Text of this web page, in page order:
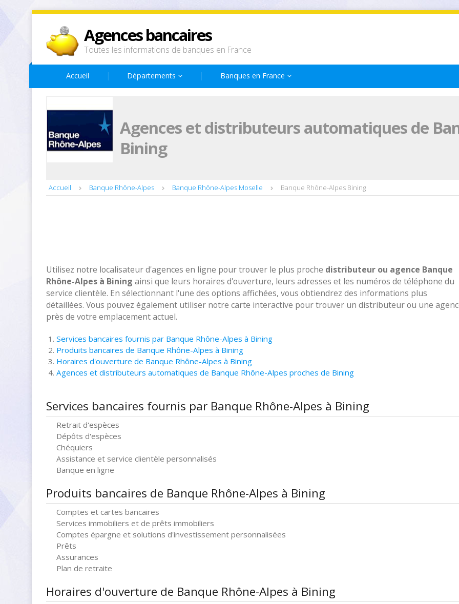
Agences bancaires
Toutes les informations de banques en France
Accueil Départements Banques en France
Agences et distributeurs automatiques de
Bining
Accueil Banque Rhône-Alpes Banque Rhône-Alpes Moselle Banque Rhône-Alpes Bining
Utilisez notre localisateur d'agences en ligne pour trouver le plus proche distributeur ou agence Banque
Rhône-Alpes à Bining ainsi que leurs horaires d'ouverture, leurs adresses et les numéros de téléphone du
service clientèle. En sélectionnant l'une des options affichées, vous obtiendrez des informations plus
détaillées. Vous pouvez également utiliser notre carte interactive pour trouver un distributeur ou une
près de votre emplacement actuel.
Services bancaires fournis par Banque Rhône-Alpes à Bining
Produits bancaires de Banque Rhône-Alpes à Bining
Horaires d'ouverture de Banque Rhône-Alpes à Bining
Agences et distributeurs automatiques de Banque Rhône-Alpes proches de Bining
Services bancaires fournis par Banque Rhône-Alpes à Bining
Retrait d'espèces
Dépôts d'espèces
Chéquiers
Assistance et service clientèle personnalisés
Banque en ligne
Produits bancaires de Banque Rhône-Alpes à Bining
Comptes et cartes bancaires
Services immobiliers et de prêts immobiliers
Comptes épargne et solutions d'investissement personnalisées
Prêts
Assurances
Plan de retraite
Horaires d'ouverture de Banque Rhône-Alpes à Bining